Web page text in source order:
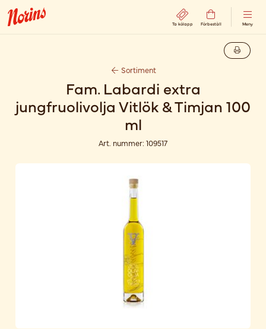
Ta kölapp Förbeställ Meny
Sortiment
Fam. Labardi extra
jungfruolivolja Vitlök & Timjan 100
ml
Art. nummer: 109517